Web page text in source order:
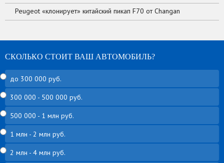
Peugeot «клонирует» китайский пикап F70 от Changan
СКОЛЬКО СТОИТ ВАШ АВТОМОБИЛЬ?
до 300 000 руб.
300 000 - 500 000 руб.
500 000 - 1 млн руб.
1 млн - 2 млн руб.
2 млн - 4 млн руб.